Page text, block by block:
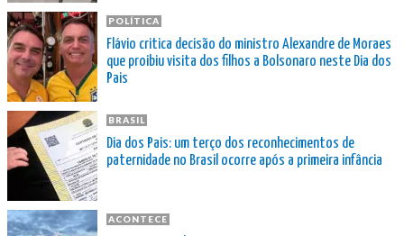
POLÍTICA
Flávio critica decisão do ministro Alexandre de Moraes
que proibiu visita dos filhos a Bolsonaro neste Dia dos
Pais
BRASIL
Dia dos Pais: um terço dos reconhecimentos de
paternidade no Brasil ocorre após a primeira infância
ACONTECE